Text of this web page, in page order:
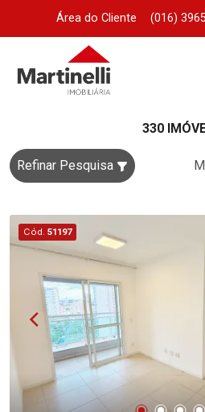
Área do Cliente (016)
330
Refinar Pesquisa
Cód. 51197